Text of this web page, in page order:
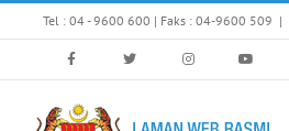
to
Tel : 04 - 9600 600 | Faks : 04-9600 509 |